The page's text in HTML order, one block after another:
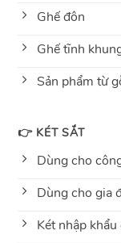
Ghế đôn
Ghế tĩnh
Sản phẩm từ
👉 KÉT SẮT
Dùng cho
Dùng cho gia
Két nhập khẩu